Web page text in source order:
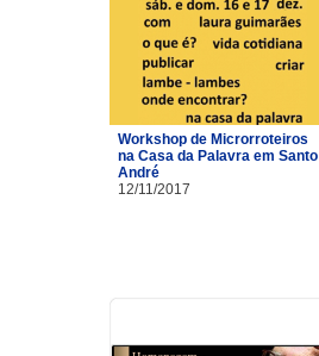
Workshop de Microrroteiros
na Casa da Palavra em Santo
André
12/11/2017